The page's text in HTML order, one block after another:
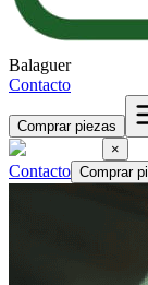
Balaguer
Contacto
Comprar piezas
×
Contacto Comprar